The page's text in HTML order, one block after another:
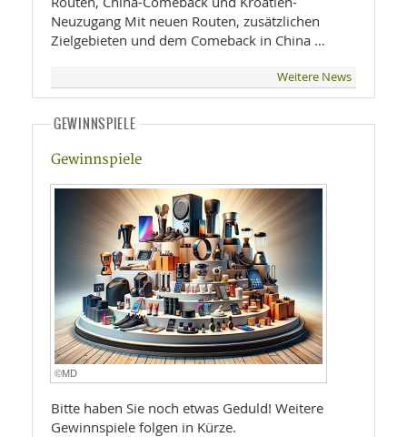
Neuzugang Mit neuen Routen, zusätzlichen
Zielgebieten und dem Comeback in China …
Weitere News
GEWINNSPIELE
Gewinnspiele
©MD
Bitte haben Sie noch etwas Geduld! Weitere
Gewinnspiele folgen in Kürze.